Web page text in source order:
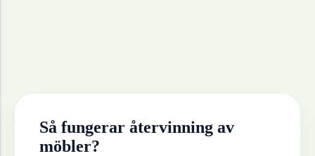
Så fungerar återvinning av
möbler?